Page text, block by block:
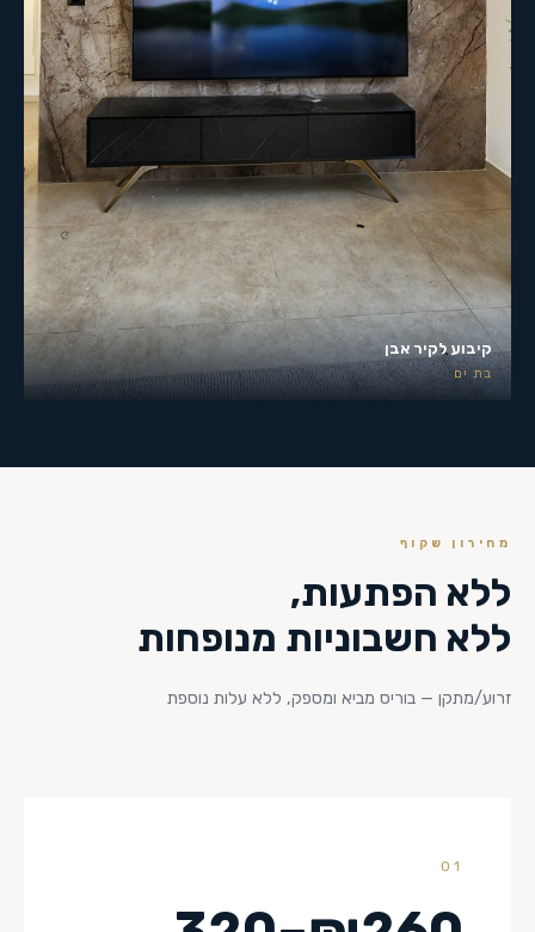
קיבוע לקיר אבן
בת ים
מחירון שקוף
ללא הפתעות,
ללא חשבוניות מנופחות
זרוע/מתקן — בוריס מביא ומספק, ללא עלות נוספת
01